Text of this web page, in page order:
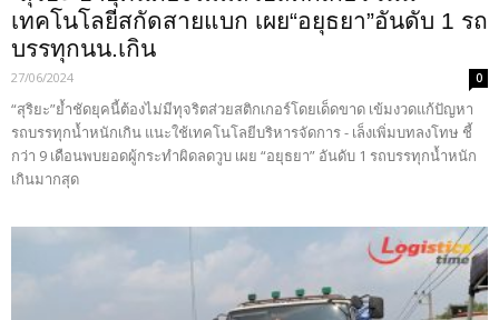
เทคโนโลยีสกัดสายแบก เผย“อยุธยา”อันดับ 1 รถ
บรรทุกนน.เกิน
27/06/2024 0
“สุริยะ”ย้ำชัดยุคนี้ต้องไม่มีทุจริตส่วยสติกเกอร์โดยเด็ดขาด เข้มงวดแก้ปัญหา
รถบรรทุกน้ำหนักเกิน แนะใช้เทคโนโลยีบริหารจัดการ - เล็งเพิ่มบทลงโทษ ชี้
กว่า 9 เดือนพบยอดผู้กระทำผิดลดวูบ เผย “อยุธยา” อันดับ 1 รถบรรทุกน้ำหนัก
เกินมากสุด